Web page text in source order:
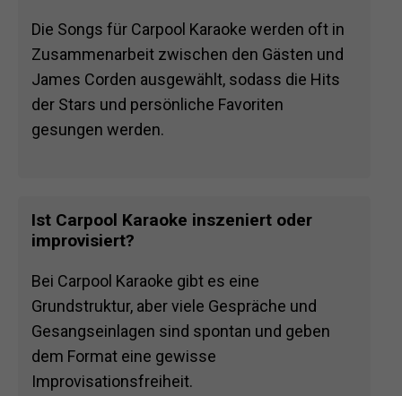
Die Songs für Carpool Karaoke werden oft in
Zusammenarbeit zwischen den Gästen und
James Corden ausgewählt, sodass die Hits
der Stars und persönliche Favoriten
gesungen werden.
Ist Carpool Karaoke inszeniert oder
improvisiert?
Bei Carpool Karaoke gibt es eine
Grundstruktur, aber viele Gespräche und
Gesangseinlagen sind spontan und geben
dem Format eine gewisse
Improvisationsfreiheit.